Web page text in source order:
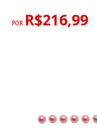
POR R$216,99